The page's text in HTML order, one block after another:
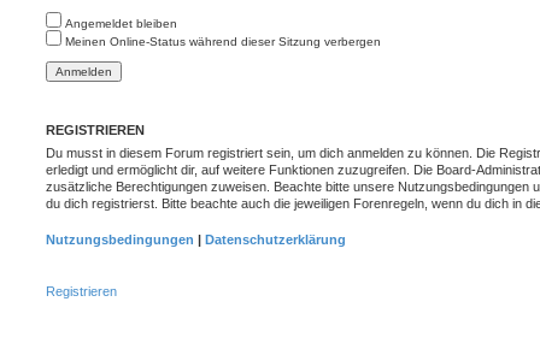
Angemeldet bleiben
Meinen Online-Status während dieser Sitzung verbergen
REGISTRIEREN
Du musst in diesem Forum registriert sein, um dich anmelden zu können. Die
erledigt und ermöglicht dir, auf weitere Funktionen zuzugreifen. Die Board-
zusätzliche Berechtigungen zuweisen. Beachte bitte unsere Nutzungsbedingungen
du dich registrierst. Bitte beachte auch die jeweiligen Forenregeln, wenn du dich in
Nutzungsbedingungen | Datenschutzerklärung
Registrieren